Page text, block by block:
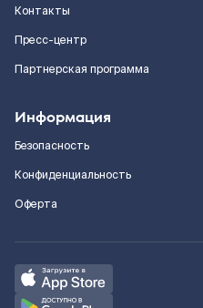
Контакты
Пресс-центр
Партнерская программа
Информация
Безопасность
Конфиденциальность
Оферта